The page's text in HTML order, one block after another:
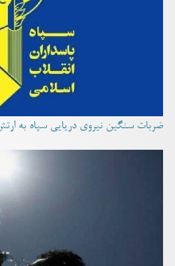
ضربات سنگین نیروی دریایی سپاه به